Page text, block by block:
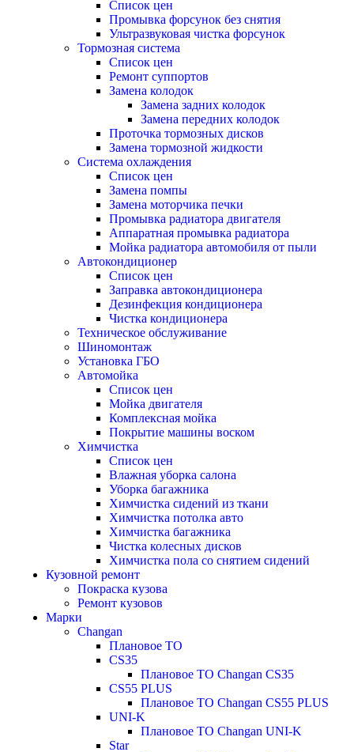
Список цен
Промывка форсунок без снятия
Ультразвуковая чистка форсунок
Тормозная система
Список цен
Ремонт суппортов
Замена колодок
Замена задних колодок
Замена передних колодок
Проточка тормозных дисков
Замена тормозной жидкости
Система охлаждения
Список цен
Замена помпы
Замена моторчика печки
Промывка радиатора двигателя
Аппаратная промывка радиатора
Мойка радиатора автомобиля от пыли
Автокондиционер
Список цен
Заправка автокондиционера
Дезинфекция кондиционера
Чистка кондиционера
Техническое обслуживание
Шиномонтаж
Установка ГБО
Автомойка
Список цен
Мойка двигателя
Комплексная мойка
Покрытие машины воском
Химчистка
Список цен
Влажная уборка салона
Уборка багажника
Химчистка сидений из ткани
Химчистка потолка авто
Химчистка багажника
Чистка колесных дисков
Химчистка пола со снятием сидений
Кузовной ремонт
Покраска кузова
Ремонт кузовов
Марки
Changan
Плановое ТО
CS35
Плановое ТО Changan CS35
CS55 PLUS
Плановое ТО Changan CS55 PLUS
UNI-K
Плановое ТО Changan UNI-K
Star